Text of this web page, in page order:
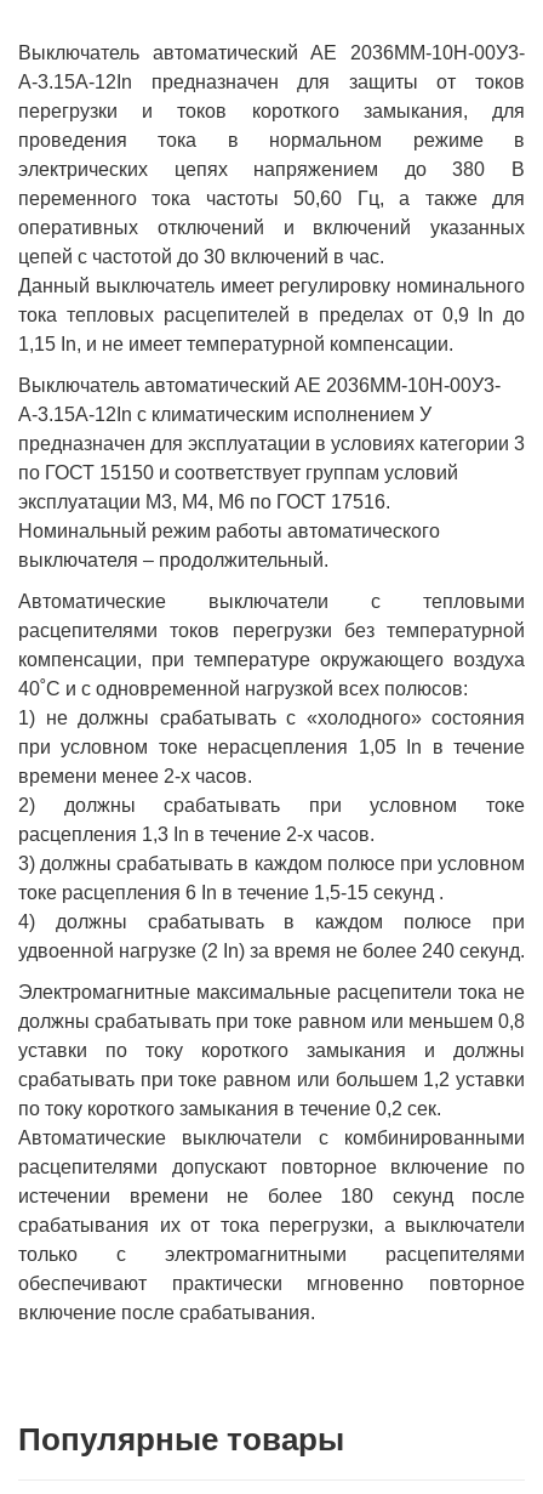
Выключатель автоматический АЕ 2036ММ-10Н-00У3-
А-3.15А-12In предназначен для защиты от токов
перегрузки и токов короткого замыкания, для
проведения тока в нормальном режиме в
электрических цепях напряжением до 380 В
переменного тока частоты 50,60 Гц, а также для
оперативных отключений и включений указанных
цепей с частотой до 30 включений в час.
Данный выключатель имеет регулировку номинального
тока тепловых расцепителей в пределах от 0,9 In до
1,15 In, и не имеет температурной компенсации.
Выключатель автоматический АЕ 2036ММ-10Н-00У3-
А-3.15А-12In с климатическим исполнением У
предназначен для эксплуатации в условиях категории 3
по ГОСТ 15150 и соответствует группам условий
эксплуатации М3, М4, М6 по ГОСТ 17516.
Номинальный режим работы автоматического
выключателя – продолжительный.
Автоматические выключатели с тепловыми
расцепителями токов перегрузки без температурной
компенсации, при температуре окружающего воздуха
40˚С и с одновременной нагрузкой всех полюсов:
1) не должны срабатывать с «холодного» состояния
при условном токе нерасцепления 1,05 In в течение
времени менее 2-х часов.
2) должны срабатывать при условном токе
расцепления 1,3 In в течение 2-х часов.
3) должны срабатывать в каждом полюсе при условном
токе расцепления 6 In в течение 1,5-15 секунд .
4) должны срабатывать в каждом полюсе при
удвоенной нагрузке (2 In) за время не более 240 секунд.
Электромагнитные максимальные расцепители тока не
должны срабатывать при токе равном или меньшем 0,8
уставки по току короткого замыкания и должны
срабатывать при токе равном или большем 1,2 уставки
по току короткого замыкания в течение 0,2 сек.
Автоматические выключатели с комбинированными
расцепителями допускают повторное включение по
истечении времени не более 180 секунд после
срабатывания их от тока перегрузки, а выключатели
только с электромагнитными расцепителями
обеспечивают практически мгновенно повторное
включение после срабатывания.
Популярные товары